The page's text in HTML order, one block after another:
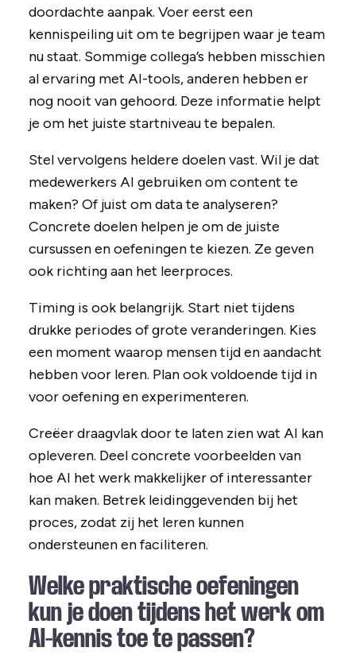
doordachte aanpak. Voer eerst een
kennispeiling uit om te begrijpen waar je team
nu staat. Sommige collega’s hebben misschien
al ervaring met AI-tools, anderen hebben er
nog nooit van gehoord. Deze informatie helpt
je om het juiste startniveau te bepalen.
Stel vervolgens heldere doelen vast. Wil je dat
medewerkers AI gebruiken om content te
maken? Of juist om data te analyseren?
Concrete doelen helpen je om de juiste
cursussen en oefeningen te kiezen. Ze geven
ook richting aan het leerproces.
Timing is ook belangrijk. Start niet tijdens
drukke periodes of grote veranderingen. Kies
een moment waarop mensen tijd en aandacht
hebben voor leren. Plan ook voldoende tijd in
voor oefening en experimenteren.
Creëer draagvlak door te laten zien wat AI kan
opleveren. Deel concrete voorbeelden van
hoe AI het werk makkelijker of interessanter
kan maken. Betrek leidinggevenden bij het
proces, zodat zij het leren kunnen
ondersteunen en faciliteren.
Welke praktische oefeningen
kun je doen tijdens het werk om
AI-kennis toe te passen?